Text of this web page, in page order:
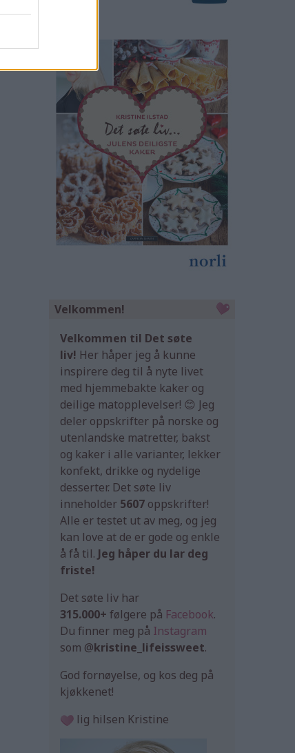
Velkommen!
Velkommen til Det søte
liv! Her håper jeg å kunne
inspirere deg til å nyte livet
med hjemmebakte kaker og
deilige matopplevelser! 😊 Jeg
deler oppskrifter på norske og
utenlandske matretter, bakst
og kaker i alle varianter, lekker
konfekt, drikke og nydelige
desserter. Det søte liv
inneholder 5607 oppskrifter!
Alle er testet ut av meg, og jeg
kan love at de er gode og enkle
å få til. Jeg håper du lar deg
friste!
Det søte liv har
315.000+ følgere på Facebook.
Du finner meg på Instagram
som @kristine_lifeissweet.
God fornøyelse, og kos deg på
kjøkkenet!
lig hilsen Kristine